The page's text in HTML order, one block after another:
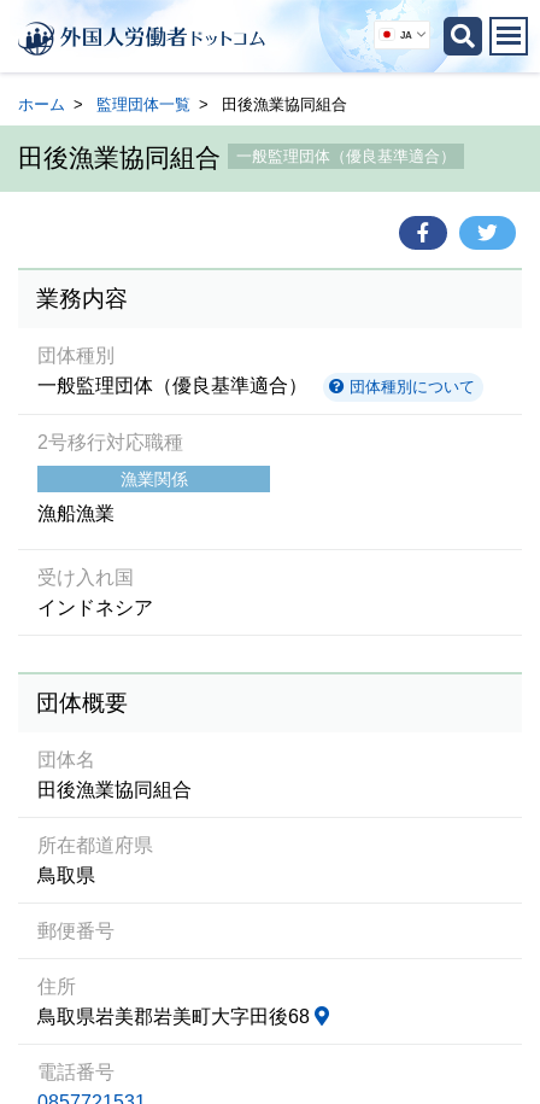
JA
ホーム 監理団体一覧 田後漁業協同組合
田後漁業協同組合 一般監理団体（優良基準適合）
業務内容
団体種別
一般監理団体（優良基準適合）
団体種別について
2号移行対応職種
漁業関係
漁船漁業
受け入れ国
インドネシア
団体概要
団体名
田後漁業協同組合
所在都道府県
鳥取県
郵便番号
住所
鳥取県岩美郡岩美町大字田後68
電話番号